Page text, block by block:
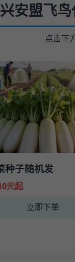
安盟飞
点击下
种子随机发
元起
立即下单